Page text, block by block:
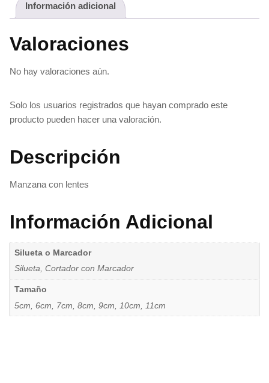
Información adicional
Valoraciones
No hay valoraciones aún.
Solo los usuarios registrados que hayan comprado este
producto pueden hacer una valoración.
Descripción
Manzana con lentes
Información Adicional
Silueta o Marcador
Silueta, Cortador con Marcador
Tamaño
5cm, 6cm, 7cm, 8cm, 9cm, 10cm, 11cm